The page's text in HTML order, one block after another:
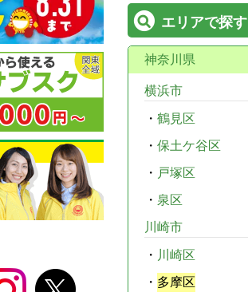
エリアで探す
神奈川県
横浜市
・ 鶴見区
・ 保土ケ谷区
・ 戸塚区
・ 泉区
川崎市
・ 川崎区
・ 多摩区